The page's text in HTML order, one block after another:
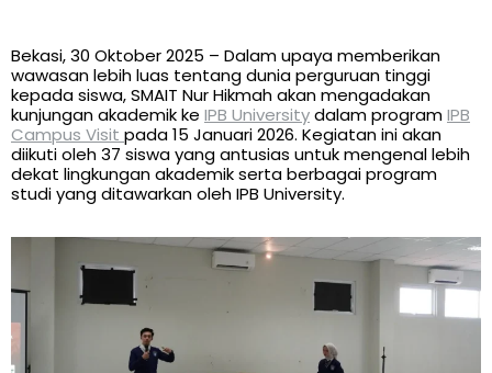
Bekasi, 30 Oktober 2025 – Dalam upaya memberikan
wawasan lebih luas tentang dunia perguruan tinggi
kepada siswa, SMAIT Nur Hikmah akan mengadakan
kunjungan akademik ke IPB Universitydalam programIPB
Campus Visit pada 15 Januari 2026. Kegiatan ini akan
diikuti oleh 37 siswa yang antusias untuk mengenal lebih
dekat lingkungan akademik serta berbagai program
studi yang ditawarkan oleh IPB University.